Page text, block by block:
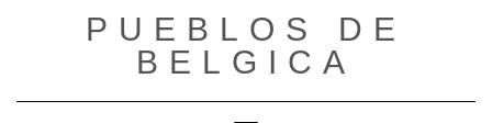
PUEBLOS DE
BELGICA